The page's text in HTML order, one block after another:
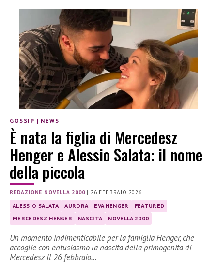
GOSSIP | NEWS
È nata la figlia di Mercedesz
Henger e Alessio Salata: il nome
della piccola
REDAZIONE NOVELLA 2000|26 FEBBRAIO 2026
ALESSIO SALATA AURORA EVA HENGER
FEATURED
MERCEDESZ HENGER
NASCITA NOVELLA 2000
Un momento indimenticabile per la famiglia Henger, che
accoglie con entusiasmo la nascita della primogenita di
Mercedesz Il 26 febbraio…